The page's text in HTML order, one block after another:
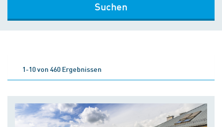
Suchen
1-10 von 460 Ergebnissen